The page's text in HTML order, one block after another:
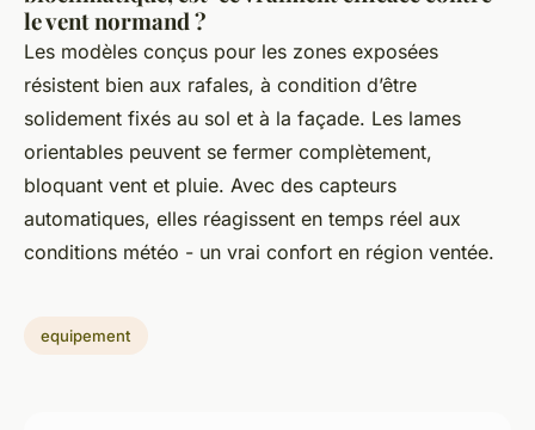
le vent normand ?
Les modèles conçus pour les zones exposées
résistent bien aux rafales, à condition d’être
solidement fixés au sol et à la façade. Les lames
orientables peuvent se fermer complètement,
bloquant vent et pluie. Avec des capteurs
automatiques, elles réagissent en temps réel aux
conditions météo - un vrai confort en région ventée.
equipement